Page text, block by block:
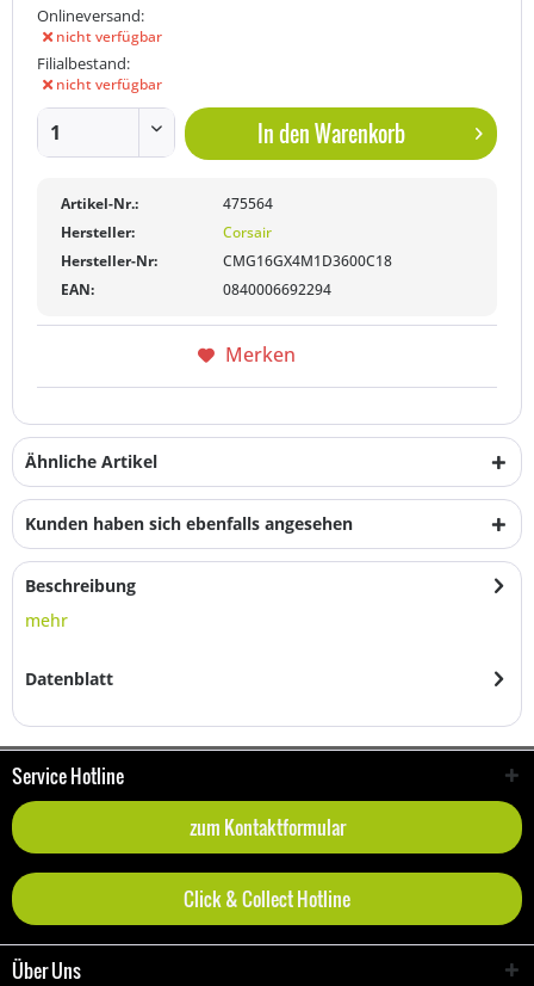
Onlineversand:
nicht verfügbar
Filialbestand:
nicht verfügbar
In denWarenkorb
Artikel-Nr.:
475564
Hersteller:
Corsair
Hersteller-Nr:
CMG16GX4M1D3600C18
EAN:
0840006692294
Merken
Ähnliche Artikel
Kunden haben sich ebenfalls angesehen
Beschreibung
mehr
Datenblatt
Service Hotline
zum Kontaktformular
Click & Collect Hotline
Über Uns